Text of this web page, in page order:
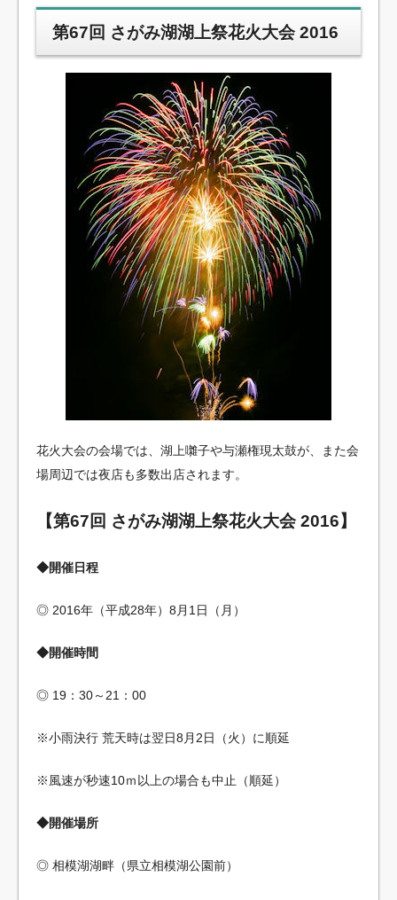
第67回 さがみ湖湖上祭花火大会 2016
花火大会の会場では、湖上囃子や与瀬権現太鼓が、また会
場周辺では夜店も多数出店されます。
【第67回 さがみ湖湖上祭花火大会 2016】
◆開催日程
◎ 2016年（平成28年）8月1日（月）
◆開催時間
◎ 19：30～21：00
※小雨決行 荒天時は翌日8月2日（火）に順延
※風速が秒速10ｍ以上の場合も中止（順延）
◆開催場所
◎ 相模湖湖畔（県立相模湖公園前）